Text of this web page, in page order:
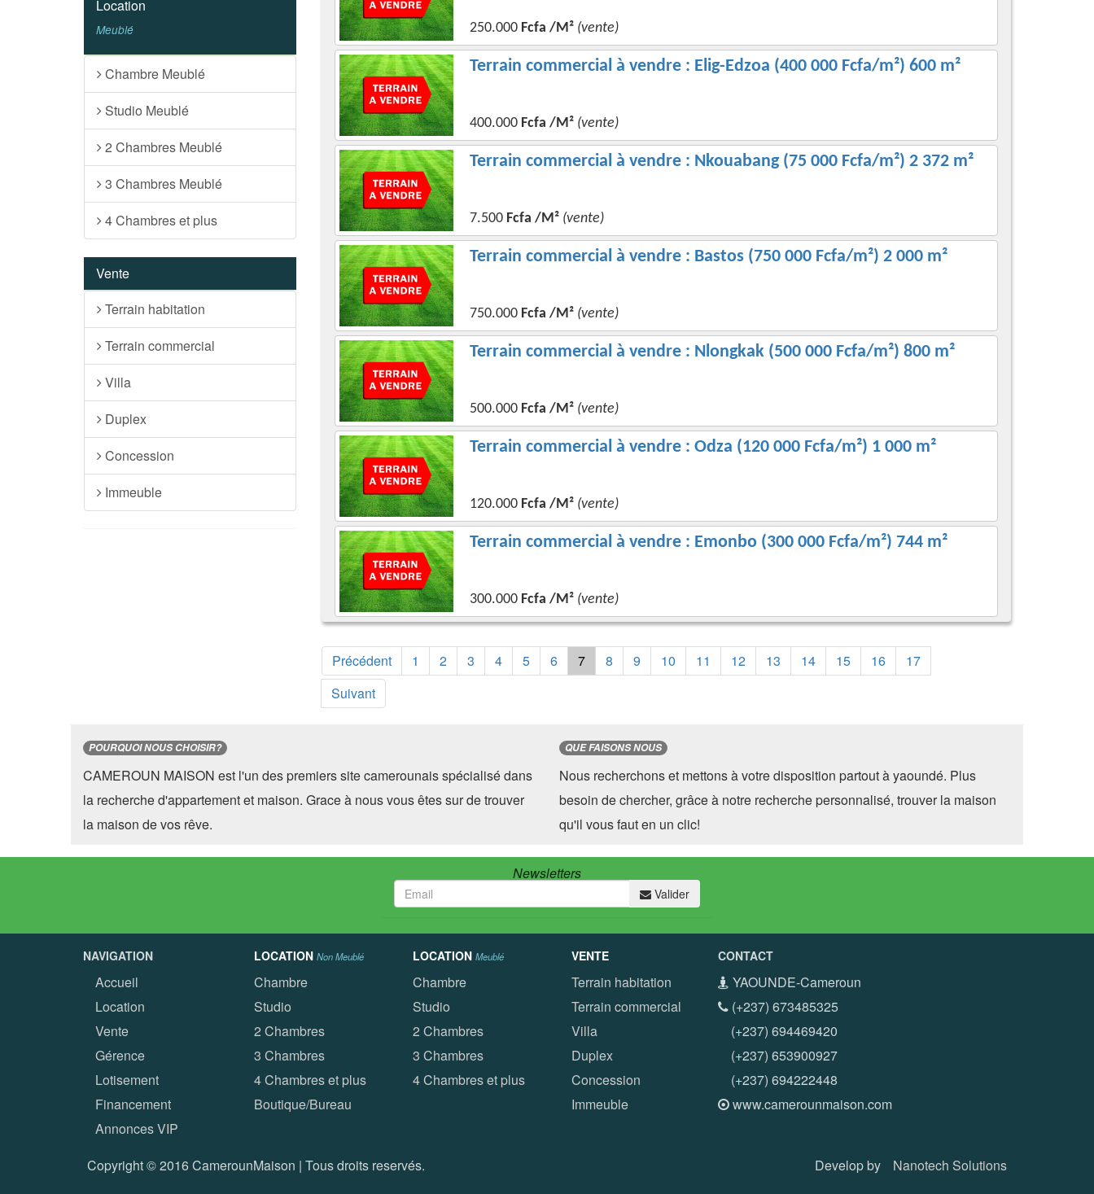
Location
Meublé
Chambre Meublé
Studio Meublé
2 Chambres Meublé
3 Chambres Meublé
4 Chambres et plus
Vente
Terrain habitation
Terrain commercial
Villa
Duplex
Concession
Immeuble
250.000 Fcfa /M² (vente)
Terrain commercial à vendre : Elig-Edzoa (400 000 Fcfa/m²) 600 m²
400.000 Fcfa /M² (vente)
Terrain commercial à vendre : Nkouabang (75 000 Fcfa/m²) 2 372 m²
7.500 Fcfa /M² (vente)
Terrain commercial à vendre : Bastos (750 000 Fcfa/m²) 2 000 m²
750.000 Fcfa /M² (vente)
Terrain commercial à vendre : Nlongkak (500 000 Fcfa/m²) 800 m²
500.000 Fcfa /M² (vente)
Terrain commercial à vendre : Odza (120 000 Fcfa/m²) 1 000 m²
120.000 Fcfa /M² (vente)
Terrain commercial à vendre : Emonbo (300 000 Fcfa/m²) 744 m²
300.000 Fcfa /M² (vente)
Précédent 1 2 3 4 5 6 7 8 9 10 11 12 13 14 15 16
17
Suivant
POURQUOI NOUS CHOISIR?
CAMEROUN MAISON est l'un des premiers site camerounais spécialisé dans
la recherche d'appartement et maison. Grace à nous vous êtes sur de trouver
la maison de vos rêve.
QUE FAISONS NOUS
Nous recherchons et mettons à votre disposition partout à yaoundé. Plus
besoin de chercher, grâce à notre recherche personnalisé, trouver la maison
qu'il vous faut en un clic!
Newsletters
Valider
NAVIGATION
Accueil
Location
Vente
Gérence
Lotisement
Financement
Annonces VIP
LOCATION Non Meublé
Chambre
Studio
2 Chambres
3 Chambres
4 Chambres et plus
Boutique/Bureau
LOCATION Meublé
Chambre
Studio
2 Chambres
3 Chambres
4 Chambres et plus
VENTE
Terrain habitation
Terrain commercial
Villa
Duplex
Concession
Immeuble
CONTACT
YAOUNDE-Cameroun
(+237) 673485325
(+237) 694469420
(+237) 653900927
(+237) 694222448
www.camerounmaison.com
Copyright © 2016 CamerounMaison | Tous droits reservés. Develop by Nanotech Solutions